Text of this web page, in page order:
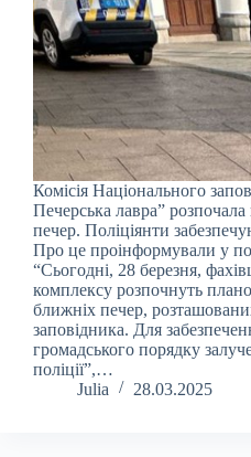
Комісія Національного
Печерська лавра”
печер. Поліціянти
Про це проінформували у
“Сьогодні, 28 березня,
комплексу розпочнуть
ближніх печер,
заповідника. Для
громадського порядку
поліції”,…
Julia
28.03.2025